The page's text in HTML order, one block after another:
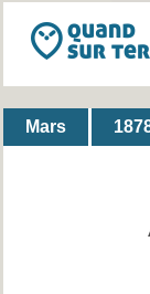
Mars